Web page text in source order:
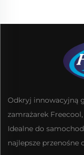
Odkryj innowacyjną
zamrażarek
Idealne do
najlepsze przenośne